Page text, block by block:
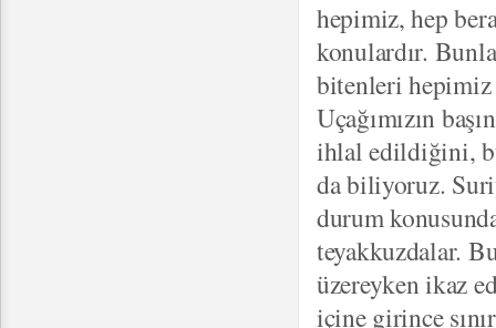
hepimiz, hep
konulardır.
bitenleri
Uçağımızın
ihlal edildiğini,
da biliyoruz.
durum
teyakkuzdalar.
üzereyken ikaz
içine girince